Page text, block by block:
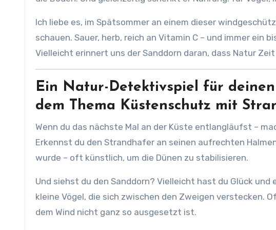
Ich liebe es, im Spätsommer an einem dieser
schauen. Sauer, herb, reich an Vitamin C – und immer ein
Vielleicht erinnert uns der Sanddorn daran, dass Natur
Ein Natur-Detektivspiel für
dem Thema Küstenschutz mit
Wenn du das nächste Mal an der Küste entlangläufst –
Erkennst du den Strandhafer an seinen aufrechten
wurde – oft künstlich, um die Dünen zu stabilisieren.
Und siehst du den Sanddorn? Vielleicht hast du Glück
kleine Vögel, die sich zwischen den Zweigen verstecken.
dem Wind nicht ganz so ausgesetzt ist.